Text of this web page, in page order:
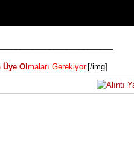
Üye Ol maları Gerekiyor. [/img]